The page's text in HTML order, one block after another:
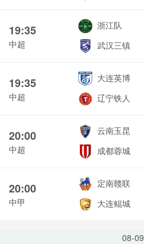
19:35
中超
浙江队
武汉三镇
19:35
中超
大连英博
辽宁铁人
20:00
中超
云南玉昆
成都蓉城
20:00
中甲
定南赣联
大连鲲城
08-09